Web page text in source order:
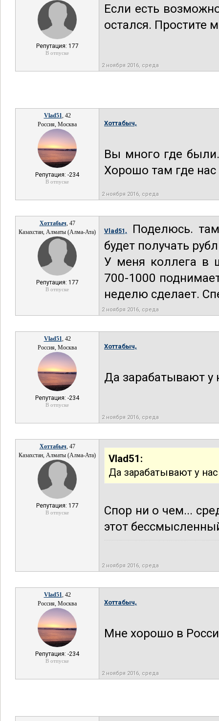
Репутация: 177
В отпуске
Если есть
остался. Простите
2 ноября 2016, среда
Vlad51, 42
Россия, Москва
Репутация: -234
В отпуске
Хоттабыч,
Вы много где
Хорошо там где нас
2 ноября 2016, среда
Хоттабыч, 47
Казахстан, Алматы (Алма-Ата)
Репутация: 177
В отпуске
Vlad51,
Поделюсь.
будет получать
У меня коллега в
700-1000
неделю сделает.
2 ноября 2016, среда
Vlad51, 42
Россия, Москва
Репутация: -234
В отпуске
Хоттабыч,
Да зарабатывают
2 ноября 2016, среда
Хоттабыч, 47
Казахстан, Алматы (Алма-Ата)
Репутация: 177
В отпуске
Vlad51:
Да зарабатывают у
Спор ни о чем...
этот
2 ноября 2016, среда
Vlad51, 42
Россия, Москва
Репутация: -234
В отпуске
Хоттабыч,
Мне хорошо в
2 ноября 2016, среда